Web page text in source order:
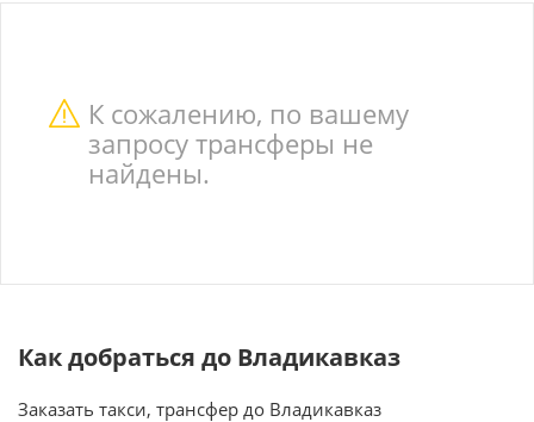
К сожалению, по вашему
запросу трансферы не
найдены.
Как добраться до Владикавказ
Заказать такси, трансфер до Владикавказ